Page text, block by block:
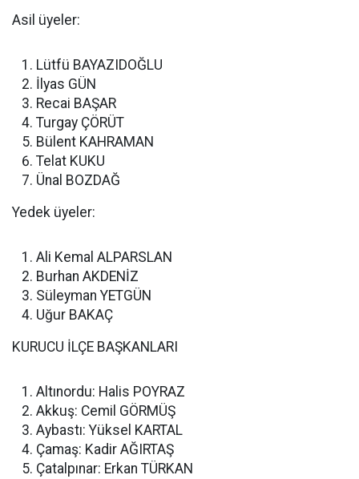
Asil üyeler:
Lütfü BAYAZIDOĞLU
İlyas GÜN
Recai BAŞAR
Turgay ÇÖRÜT
Bülent KAHRAMAN
Telat KUKU
Ünal BOZDAĞ
Yedek üyeler:
Ali Kemal ALPARSLAN
Burhan AKDENİZ
Süleyman YETGÜN
Uğur BAKAÇ
KURUCU İLÇE BAŞKANLARI
Altınordu: Halis POYRAZ
Akkuş: Cemil GÖRMÜŞ
Aybastı: Yüksel KARTAL
Çamaş: Kadir AĞIRTAŞ
Çatalpınar: Erkan TÜRKAN